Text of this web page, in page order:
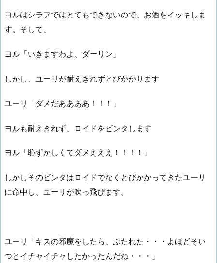
ヨルはシラフではとてもできないので、お酒をイッキしま
す。そして、
ヨル「いきますわよ、ダーリン」
しかし、ユーリが耐えきれずとびかかります
ユーリ「ダメだああああ！！！」
ヨルも耐えきれず、ロイドをビンタします
ヨル「恥ずかしくてダメえええ！！！！」
しかしそのビンタはロイドでなくとびかかってきたユーリ
に命中し、ユーリが吹っ飛びます。
ユーリ「キスの邪魔をしたら、ぶたれた・・・よほどそい
つとイチャイチャしたかったんだね・・・」